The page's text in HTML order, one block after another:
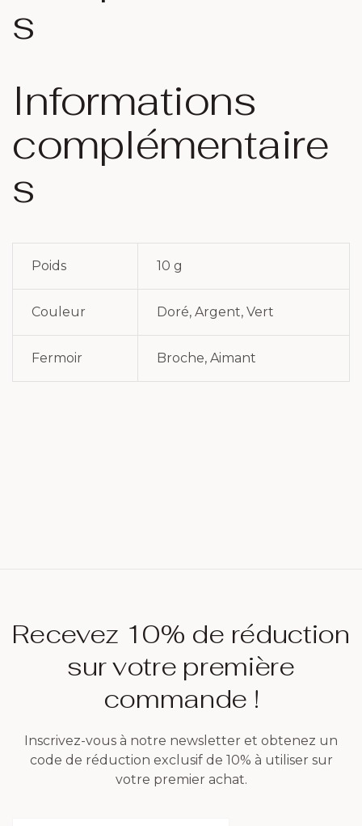
s
Informations
complémentaire
s
Poids 10 g
Couleur Doré, Argent, Vert
Fermoir Broche, Aimant
Recevez 10% de réduction
sur votre première
commande !
Inscrivez-vous à notre newsletter et obtenez un
code de réduction exclusif de 10% à utiliser sur
votre premier achat.